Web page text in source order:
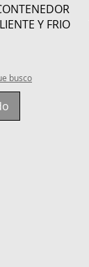
Y FRIO
busco